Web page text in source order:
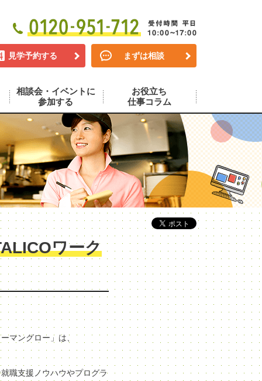
見学予約する まずは相談
相談会・イベントに
参加する
お役立ち
仕事コラム
ワーク
マングロー」は、
職支援ノウハウやプログラ